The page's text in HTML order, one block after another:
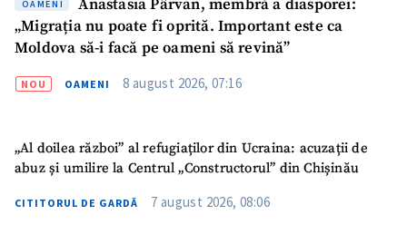
OAMENI
Anastasia Pârvan, membră a diasporei:
„Migrația nu poate fi oprită. Important este ca
Moldova să-i facă pe oameni să revină”
NOU OAMENI 8 august 2026, 07:16
„Al doilea război” al refugiaților din Ucraina: acuzații de
abuz și umilire la Centrul „Constructorul” din Chișinău
CITITORUL DE GARDĂ 7 august 2026, 08:06